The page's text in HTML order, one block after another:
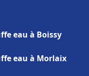
eau à Boissy
eau à Morlaix